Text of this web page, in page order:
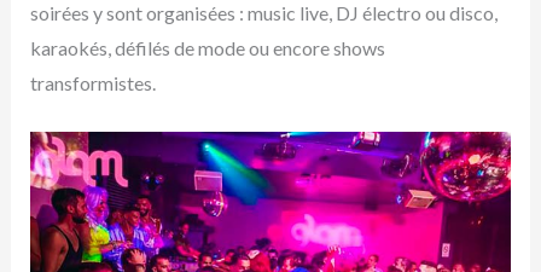
soirées y sont organisées : music live, DJ électro ou disco,
karaokés, défilés de mode ou encore shows
transformistes.